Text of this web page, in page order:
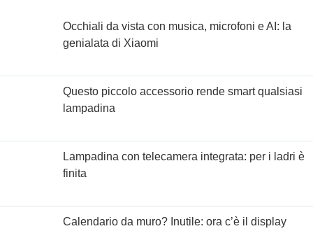
Occhiali da vista con musica, microfoni e AI: la
genialata di Xiaomi
Questo piccolo accessorio rende smart qualsiasi
lampadina
Lampadina con telecamera integrata: per i ladri è
finita
Calendario da muro? Inutile: ora c’è il display